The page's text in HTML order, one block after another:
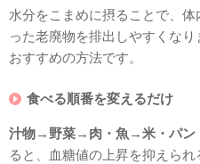
水分をこまめに摂ることで、
った老廃物を排出しやすくな
おすすめの方法です。
食べる順番を変えるだけ
汁物→野菜→肉・魚→米・パン
ると、血糖値の上昇を抑えら